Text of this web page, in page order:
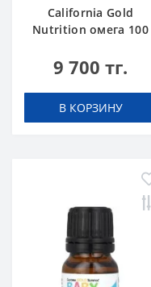
California Gold
Nutrition омега 100
9 700 тг.
В КОРЗИНУ